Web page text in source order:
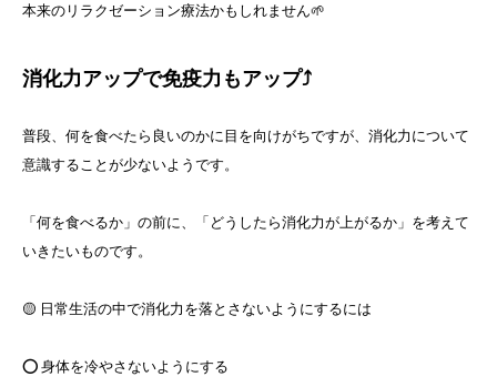
本来のリラクゼーション療法かもしれません🌱
消化力アップで免疫力もアップ⤴️
普段、何を食べたら良いのかに目を向けがちですが、消化力について
意識することが少ないようです。
「何を食べるか」の前に、「どうしたら消化力が上がるか」を考えて
いきたいものです。
🟡 日常生活の中で消化力を落とさないようにするには
⭕️ 身体を冷やさないようにする